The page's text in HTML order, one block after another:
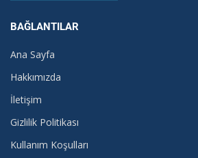
BAĞLANTILAR
Ana Sayfa
Hakkımızda
İletişim
Gizlilik Politikası
Kullanım Koşulları